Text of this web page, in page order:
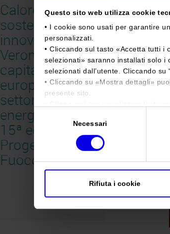
Questo sito web utilizza cookie
• I cookie sono usati per garantire
personalizzati.
• Cliccando sul tasto «Accetta tutti i
selezionati» saranno installati solo i
selezionati dall’utente. Cliccando su
• Cliccando su «Mostra dettagli»
presente sito.
Necessari
Rifiuta i cookie
Calore
sostenibile e
innovazione:
Verona
capitale
europea del
settore legno-
energia con la
15ª edizione di
Progetto
Fuoco